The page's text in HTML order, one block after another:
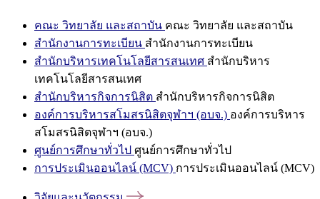
คณะ วิทยาลัย และสถาบัน คณะ วิทยาลัย และสถาบัน
สำนักงานการทะเบียน สำนักงานการทะเบียน
สำนักบริหารเทคโนโลยีสารสนเทศ สำนักบริหาร
เทคโนโลยีสารสนเทศ
สำนักบริหารกิจการนิสิต สำนักบริหารกิจการนิสิต
องค์การบริหารสโมสรนิสิตจุฬาฯ (อบจ.) องค์การบริหาร
สโมสรนิสิตจุฬาฯ (อบจ.)
ศูนย์การศึกษาทั่วไป ศูนย์การศึกษาทั่วไป
การประเมินออนไลน์ (MCV) การประเมินออนไลน์ (MCV)